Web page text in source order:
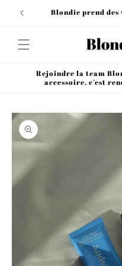
passer
Blondie prend des
Rejoindre la team
accessoire, c’est
Passer aux
informations
produits